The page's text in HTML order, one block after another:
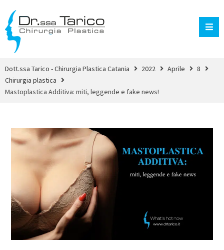
Dott.ssa Tarico - Chirurgia Plastica Catania 2022 Aprile
8
Chirurgia plastica
Mastoplastica Additiva: miti, leggende e fake news!